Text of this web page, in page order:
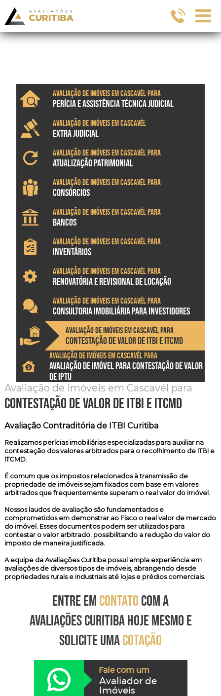
Avaliação de imóveis em Cascavél para
PERÍCIA E ASSISTÊNCIA TÉCNICA JUDICIAL
Avaliação de imóveis em Cascavél
EXTRA JUDICIAL
Avaliação de imóveis em Cascavél para
ATUALIZAÇÃO PATRIMONIAL
Avaliação de imóveis em Cascavél para
CONSÓRCIOS
Avaliação de imóveis em Cascavél para
BANCOS
Avaliação de imóveis em Cascavél para
INVENTÁRIOS
Avaliação de imóveis em Cascavél para
RENOVATÓRIA E REVISIONAL DE LOCAÇÃO
Avaliação de imóveis em Cascavél para
CONSULTORIA IMOBILIÁRIA PARA INVESTIDORES
Avaliação de imóveis em Cascavél para
CONTESTAÇÃO DE VALOR DE ITBI E ITCMD
Avaliação de imóveis em Cascavél para
AVALIAÇÃO DE IMÓVEL PARA CONTESTAÇÃO DE VALOR
DE IPTU
Avaliação de imóveis em Cascavél para
contestação de valor de itbi e itcmd
Avaliação Contraditória de ITBI Curitiba
Realizamos perícias imobiliárias especializadas para auxiliar na
contestação dos valores arbitrados para o recolhimento de ITBI e
ITCMD.
É comum que os impostos relacionados à transmissão de
propriedade de imóveis sejam fixados com base em valores
arbitrados que frequentemente superam o real valor do imóvel.
Nossos laudos de avaliação são fundamentados e
comprometidos em demonstrar ao Fisco o real valor de mercado
do imóvel. Esses documentos podem ser utilizados para
contestar o valor arbitrado, possibilitando a redução do valor do
imposto de maneira justificada.
A equipe da Avaliações Curitiba possui ampla experiência em
avaliações de diversos tipos de imóveis, abrangendo desde
propriedades rurais e industriais até lojas e prédios comerciais.
ENTRE EM CONTATO COM A
AVALIAÇÕES CURITIBA HOJE MESMO E
SOLICITE UMACOTAÇÃO
Fale com um
Avaliador de
Imóveis